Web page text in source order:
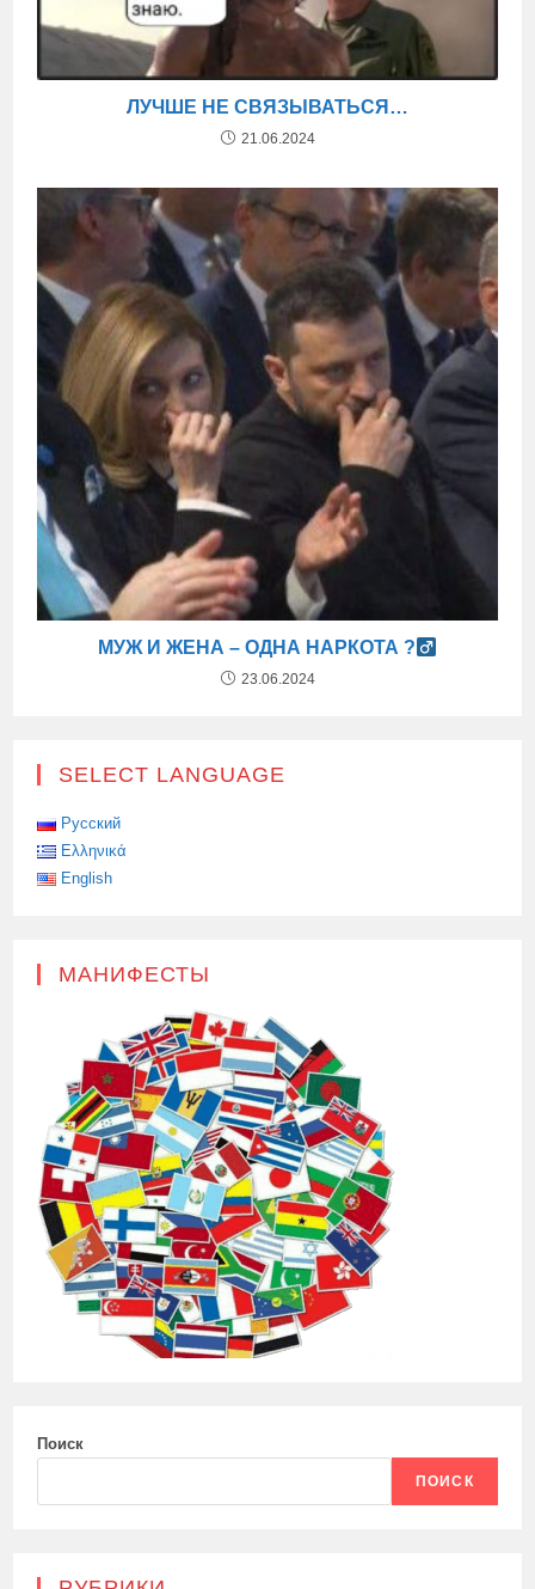
ЛУЧШЕ НЕ СВЯЗЫВАТЬСЯ…
21.06.2024
МУЖ И ЖЕНА – ОДНА НАРКОТА ?‍
23.06.2024
SELECT LANGUAGE
Русский
Ελληνικά
English
МАНИФЕСТЫ
Поиск
ПОИСК